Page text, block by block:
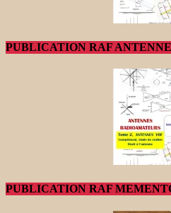
PUBLICATION RAF
PUBLICATION RAF